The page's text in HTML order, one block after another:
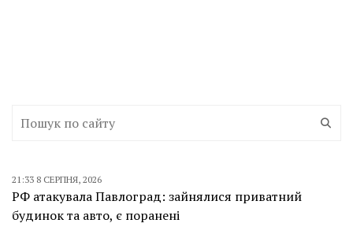
21:33 8 СЕРПНЯ, 2026
РФ атакувала Павлоград: зайнялися приватний
будинок та авто, є поранені